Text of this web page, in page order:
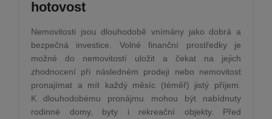
hotovost
Nemovitosti jsou dlouhodobě vnímány jako dobrá a
bezpečná investice. Volné finanční prostředky je
možné do nemovitostí uložit a čekat na jejich
zhodnocení při následném prodeji nebo nemovitost
pronajímat a mít každý měsíc (téměř) jistý příjem.
K dlouhodobému pronájmu mohou být nabídnuty
rodinné domy, byty i rekreační objekty. Před